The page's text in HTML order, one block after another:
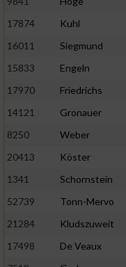
17874
Kuhl
16011
Siegmund
15833
Engeln
17970
Friedrichs
14121
Gronauer
8250
Weber
20413
Köster
1341
Schornstein
52739
Tonn-Mervo
21284
Kludszuweit
17498
De Veaux